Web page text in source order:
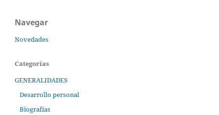
Navegar
Novedades
Categorías
GENERALIDADES
Desarrollo personal
Biografías